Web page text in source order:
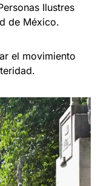
Ilustres
de México.
el movimiento